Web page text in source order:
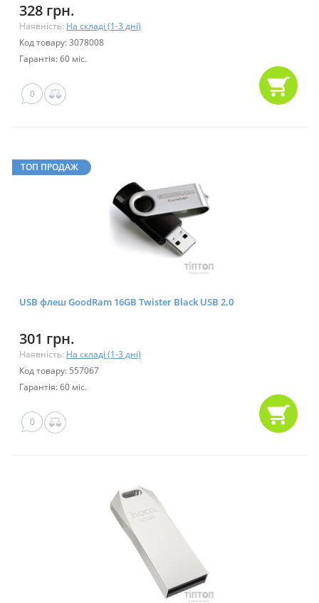
328 грн.
Наявність: На складі (1-3 дні)
Код товару: 3078008
Гарантія: 60 міс.
0
ТОП ПРОДАЖ
USB флеш GoodRam 16GB Twister Black USB 2.0
301 грн.
Наявність: На складі (1-3 дні)
Код товару: 557067
Гарантія: 60 міс.
0